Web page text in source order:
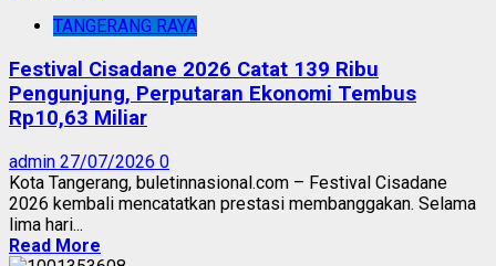
TANGERANG RAYA
Festival Cisadane 2026 Catat 139 Ribu
Pengunjung, Perputaran Ekonomi Tembus
Rp10,63 Miliar
admin 27/07/2026 0
Kota Tangerang, buletinnasional.com – Festival Cisadane
2026 kembali mencatatkan prestasi membanggakan. Selama
lima hari...
Read More